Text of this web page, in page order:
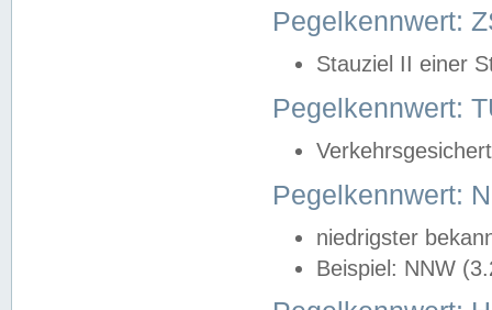
Pegelkennwert:
Stauziel II einer
Pegelkennwert:
Pegelkennwert:
niedrigster
Beispiel: NNW